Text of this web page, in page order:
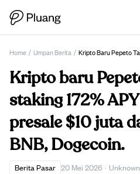
Home / Umpan Berita /
Kripto baru
staking 172%
presale $10 juta
BNB, Dogecoin.
Berita Pasar 20 Mei 2026 · Unknown